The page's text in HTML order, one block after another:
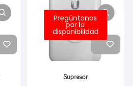
Pregúntanos
por la
disponibilidad
Supresor